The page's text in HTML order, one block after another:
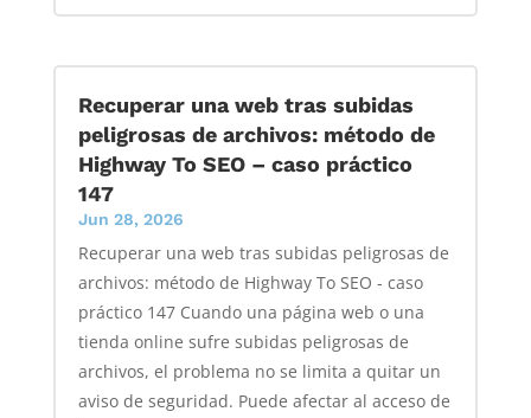
Recuperar una web tras subidas
peligrosas de archivos: método de
Highway To SEO – caso práctico
147
Jun 28, 2026
Recuperar una web tras subidas peligrosas de
archivos: método de Highway To SEO - caso
práctico 147 Cuando una página web o una
tienda online sufre subidas peligrosas de
archivos, el problema no se limita a quitar un
aviso de seguridad. Puede afectar al acceso de